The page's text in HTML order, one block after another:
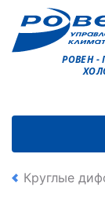
РОВЕН -
Круглые